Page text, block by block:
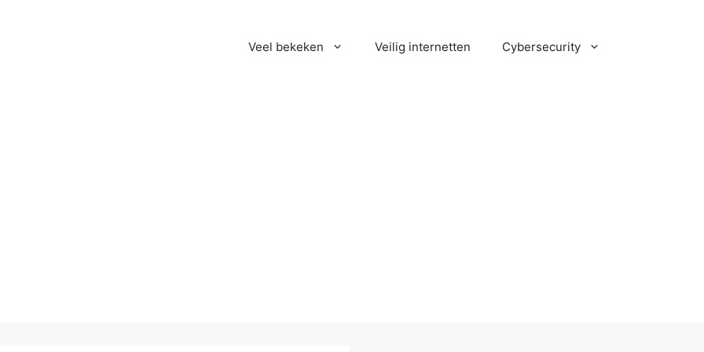
Veel bekeken Veilig internetten Cybersecurity